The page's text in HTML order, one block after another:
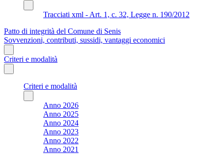
Tracciati xml - Art. 1, c. 32, Legge n. 190/2012
Patto di integrità del Comune di Senis
Sovvenzioni, contributi, sussidi, vantaggi economici
Criteri e modalità
Criteri e modalità
Anno 2026
Anno 2025
Anno 2024
Anno 2023
Anno 2022
Anno 2021